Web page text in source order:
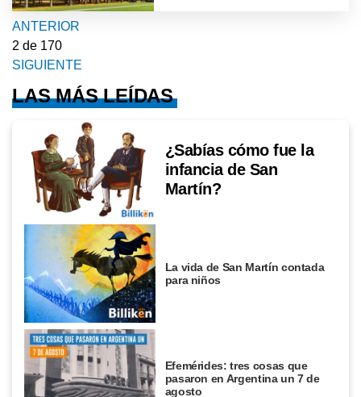
ANTERIOR
2 de 170
SIGUIENTE
LAS MÁS LEÍDAS
¿Sabías cómo fue la
infancia de San
Martín?
La vida de San Martín contada
para niños
Efemérides: tres cosas que
pasaron en Argentina un 7 de
agosto